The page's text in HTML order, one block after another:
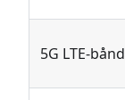
5G LTE-bånd